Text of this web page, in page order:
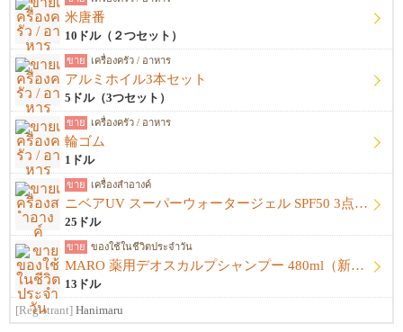
米唐番
10ドル（２つセット）
ขาย เครื่องครัว / อาหาร
アルミホイル3本セット
5ドル（3つセット）
ขาย เครื่องครัว / อาหาร
輪ゴム
1ドル
ขาย เครื่องสำอางค์
ニベアUV スーパーウォータージェル SPF50 3点セット（未開封）
25ドル
ขาย ของใช้ในชีวิตประจำวัน
MARO 薬用デオスカルプシャンプー 480ml（新品）
13ドル
[Registrant] Hanimaru